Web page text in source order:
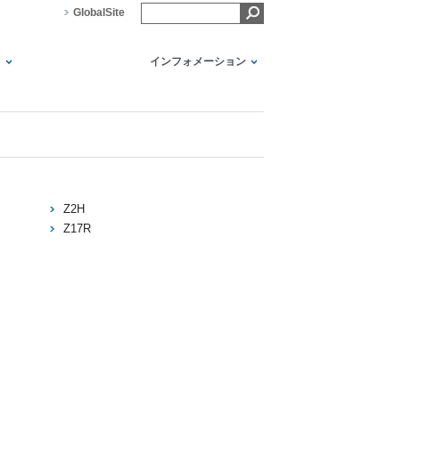
GlobalSite
インフォメーション
Z2H
Z17R